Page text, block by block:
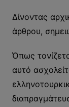
Δίνοντας
άρθρου,
Όπως
αυτό